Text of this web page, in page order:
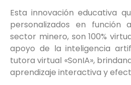
Esta innovación educativa
personalizados en función
sector minero, son 100%
apoyo de la inteligencia
tutora virtual «SonIA»,
aprendizaje interactiva y